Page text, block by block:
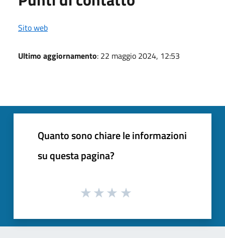
Sito web
Ultimo aggiornamento: 22 maggio 2024, 12:53
Quanto sono chiare le informazioni
su questa pagina?